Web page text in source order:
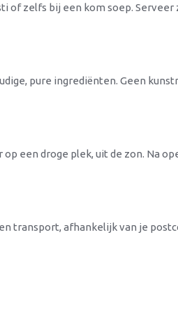
of zelfs bij een kom soep.
pure ingrediënten. Geen
een droge plek, uit de zon. Na
transport, afhankelijk van je